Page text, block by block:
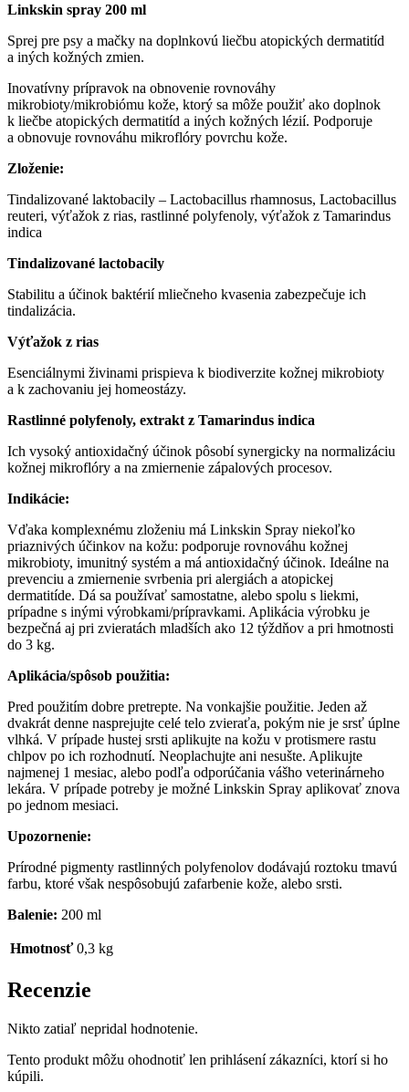
Linkskin spray 200 ml
Sprej pre psy a mačky na doplnkovú liečbu atopických dermatitíd
a iných kožných zmien.
Inovatívny prípravok na obnovenie rovnováhy
mikrobioty/mikrobiómu kože, ktorý sa môže použiť ako doplnok
k liečbe atopických dermatitíd a iných kožných lézií. Podporuje
a obnovuje rovnováhu mikroflóry povrchu kože.
Zloženie:
Tindalizované laktobacily – Lactobacillus rhamnosus, Lactobacillus
reuteri, výťažok z rias, rastlinné polyfenoly, výťažok z Tamarindus
indica
Tindalizované lactobacily
Stabilitu a účinok baktérií mliečneho kvasenia zabezpečuje ich
tindalizácia.
Výťažok z rias
Esenciálnymi živinami prispieva k biodiverzite kožnej mikrobioty
a k zachovaniu jej homeostázy.
Rastlinné polyfenoly, extrakt z Tamarindus indica
Ich vysoký antioxidačný účinok pôsobí synergicky na normalizáciu
kožnej mikroflóry a na zmiernenie zápalových procesov.
Indikácie:
Vďaka komplexnému zloženiu má Linkskin Spray niekoľko
priaznivých účinkov na kožu: podporuje rovnováhu kožnej
mikrobioty, imunitný systém a má antioxidačný účinok. Ideálne na
prevenciu a zmiernenie svrbenia pri alergiách a atopickej
dermatitíde. Dá sa používať samostatne, alebo spolu s liekmi,
prípadne s inými výrobkami/prípravkami. Aplikácia výrobku je
bezpečná aj pri zvieratách mladších ako 12 týždňov a pri hmotnosti
do 3 kg.
Aplikácia/spôsob použitia:
Pred použitím dobre pretrepte. Na vonkajšie použitie. Jeden až
dvakrát denne nasprejujte celé telo zvieraťa, pokým nie je srsť úplne
vlhká. V prípade hustej srsti aplikujte na kožu v protismere rastu
chlpov po ich rozhodnutí. Neoplachujte ani nesušte. Aplikujte
najmenej 1 mesiac, alebo podľa odporúčania vášho veterinárneho
lekára. V prípade potreby je možné Linkskin Spray aplikovať znova
po jednom mesiaci.
Upozornenie:
Prírodné pigmenty rastlinných polyfenolov dodávajú roztoku tmavú
farbu, ktoré však nespôsobujú zafarbenie kože, alebo srsti.
Balenie: 200 ml
Hmotnosť 0,3 kg
Recenzie
Nikto zatiaľ nepridal hodnotenie.
Tento produkt môžu ohodnotiť len prihlásení zákazníci, ktorí si ho
kúpili.